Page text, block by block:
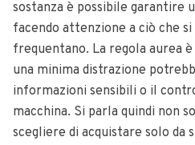
sostanza è possibile garantire
facendo attenzione a ciò che
frequentano. La regola aurea
una minima distrazione
informazioni sensibili o il
macchina. Si parla quindi non
scegliere di acquistare solo da